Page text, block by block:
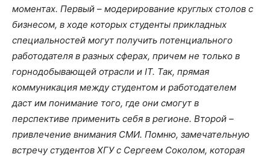
моментах. Первый – модерирование круглых столов с
бизнесом, в ходе которых студенты прикладных
специальностей могут получить потенциального
работодателя в разных сферах, причем не только в
горнодобывающей отрасли и IT. Так, прямая
коммуникация между студентом и работодателем
даст им понимание того, где они смогут в
перспективе применить себя в регионе. Второй –
привлечение внимания СМИ. Помню, замечательную
встречу студентов ХГУ с Сергеем Соколом, которая